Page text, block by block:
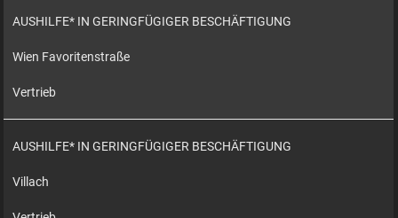
AUSHILFE* IN GERINGFÜGIGER BESCHÄFTIGUNG
Wien Favoritenstraße
Vertrieb
AUSHILFE* IN GERINGFÜGIGER BESCHÄFTIGUNG
Villach